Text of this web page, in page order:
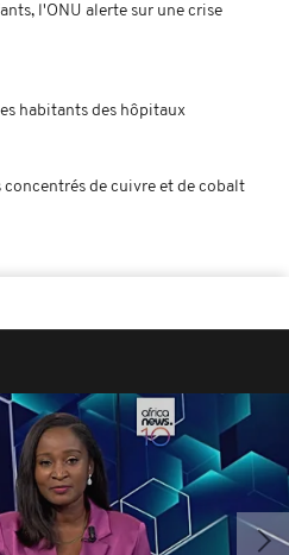
l'ONU alerte sur une crise
habitants des hôpitaux
concentrés de cuivre et de cobalt